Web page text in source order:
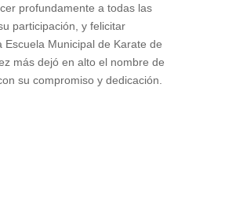
profundamente a todas las
participación, y felicitar
Escuela Municipal de Karate de
más dejó en alto el nombre de
su compromiso y dedicación.